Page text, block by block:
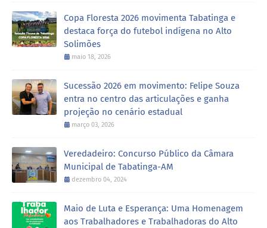
Copa Floresta 2026 movimenta Tabatinga e
destaca força do futebol indígena no Alto
Solimões
maio 18, 2026
Sucessão 2026 em movimento: Felipe Souza
entra no centro das articulações e ganha
projeção no cenário estadual
março 03, 2026
Veredadeiro: Concurso Público da Câmara
Municipal de Tabatinga-AM
dezembro 04, 2024
Maio de Luta e Esperança: Uma Homenagem
aos Trabalhadores e Trabalhadoras do Alto